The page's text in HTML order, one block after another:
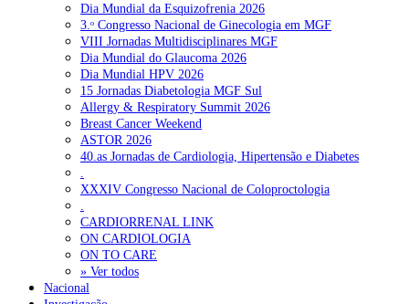
NOTÍCIAS RECENTES
Quase 11.900 jovens recorreram aos cheques psicólogo e
nutricionista no primeiro mês 7 de Agosto, 2026
ULS de Coimbra estreia cirurgia endoscópica do ouvido com
apoio robótico em Portugal 7 de Agosto, 2026
Enfermeiros exigem esclarecimentos sobre eventual gestão
privada da ULS do Algarve
Ordem dos Médicos alerta para riscos no novo sistema de acesso
a consultas e cirurgias 7 de Agosto, 2026
Portugal está a formar os médicos de que precisa?
2026
Dia Mundial da Esquizofrenia 2026
3.ᵒ Congresso Nacional de Ginecologia em MGF
VIII Jornadas Multidisciplinares MGF
Dia Mundial do Glaucoma 2026
Dia Mundial HPV 2026
15 Jornadas Diabetologia MGF Sul
Allergy & Respiratory Summit 2026
Breast Cancer Weekend
ASTOR 2026
40.as Jornadas de Cardiologia, Hipertensão e Diabetes
.
XXXIV Congresso Nacional de Coloproctologia
.
CARDIORRENAL LINK
ON CARDIOLOGIA
ON TO CARE
» Ver todos
Nacional